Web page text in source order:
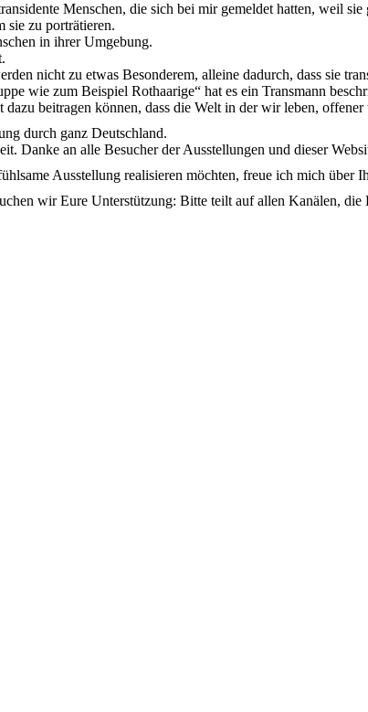
Menschen, die sich bei mir gemeldet hatten, weil
sie zu porträtieren.
in ihrer Umgebung.
nicht zu etwas Besonderem, alleine dadurch, dass sie
wie zum Beispiel Rothaarige“ hat es ein Transmann
beitragen können, dass die Welt in der wir leben,
durch ganz Deutschland.
Danke an alle Besucher der Ausstellungen und dieser
Ausstellung realisieren möchten, freue ich mich über
wir Eure Unterstützung: Bitte teilt auf allen Kanälen,